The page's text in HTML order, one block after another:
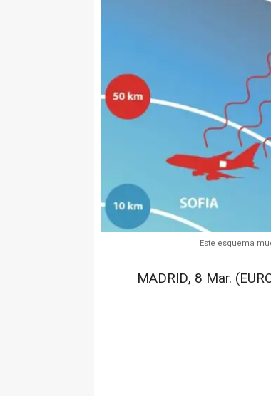
Este esquema
MADRID, 8 Mar.